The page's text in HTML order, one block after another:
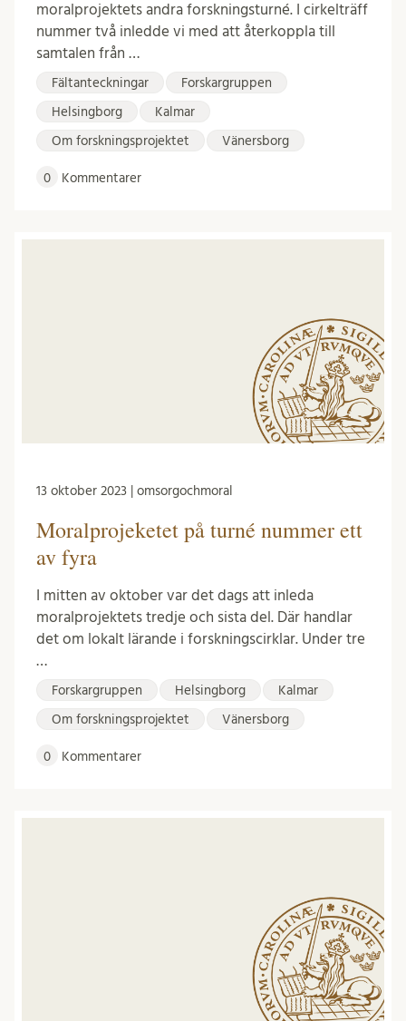
moralprojektets andra forskningsturné. I cirkelträff
nummer två inledde vi med att återkoppla till
samtalen från …
Fältanteckningar Forskargruppen
Helsingborg Kalmar
Om forskningsprojektet Vänersborg
0 Kommentarer
13 oktober 2023 | omsorgochmoral
Moralprojeketet på turné nummer ett
av fyra
I mitten av oktober var det dags att inleda
moralprojektets tredje och sista del. Där handlar
det om lokalt lärande i forskningscirklar. Under tre
…
Forskargruppen Helsingborg Kalmar
Om forskningsprojektet Vänersborg
0 Kommentarer